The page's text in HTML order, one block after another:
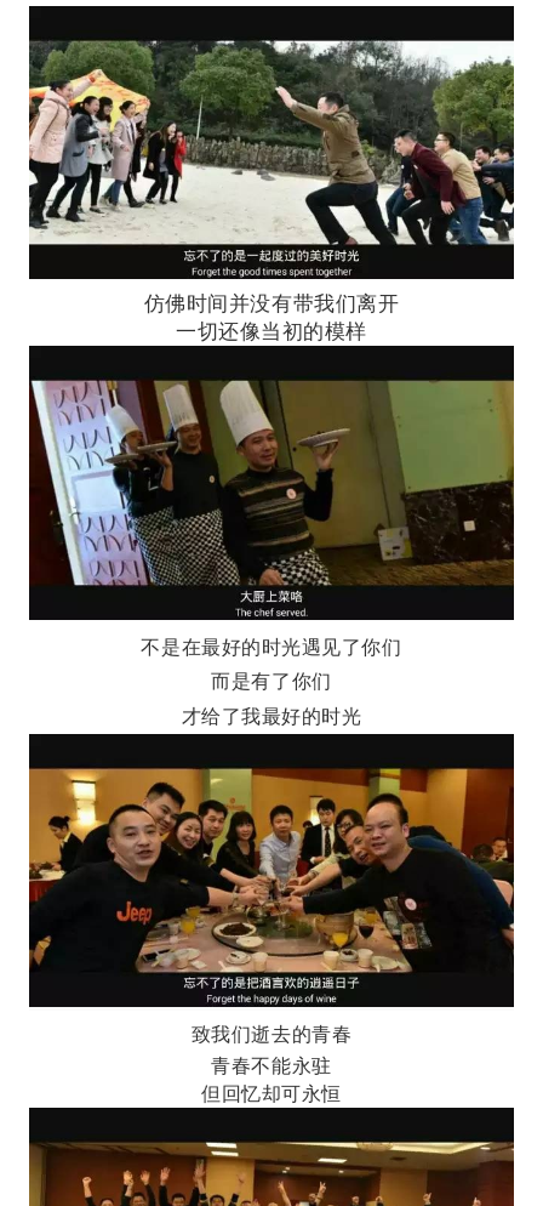
仿佛时间并没有带我们离开
一切还像当初的模样
不是在最好的时光遇见了你们
而是有了你们
才给了我最好的时光
致我们逝去的青春
青春不能永驻
但回忆却可永恒